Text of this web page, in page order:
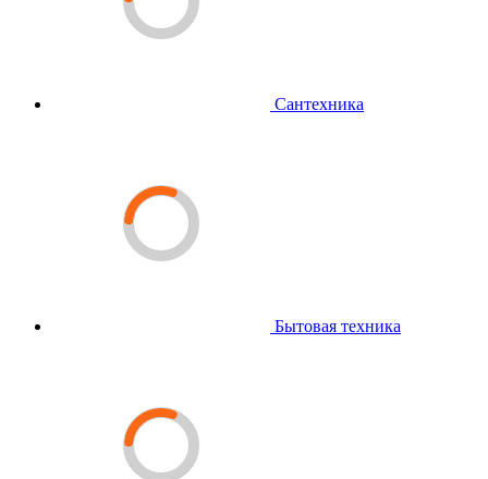
Сантехника
Бытовая техника